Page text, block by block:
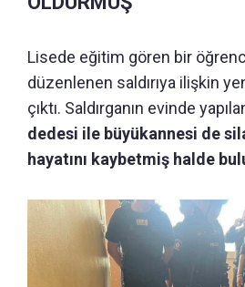
Lisede eğitim gören bir
düzenlenen saldırıya ilişkin
çıktı. Saldırganın evinde
dedesi ile büyükannesi de
hayatını kaybetmiş halde